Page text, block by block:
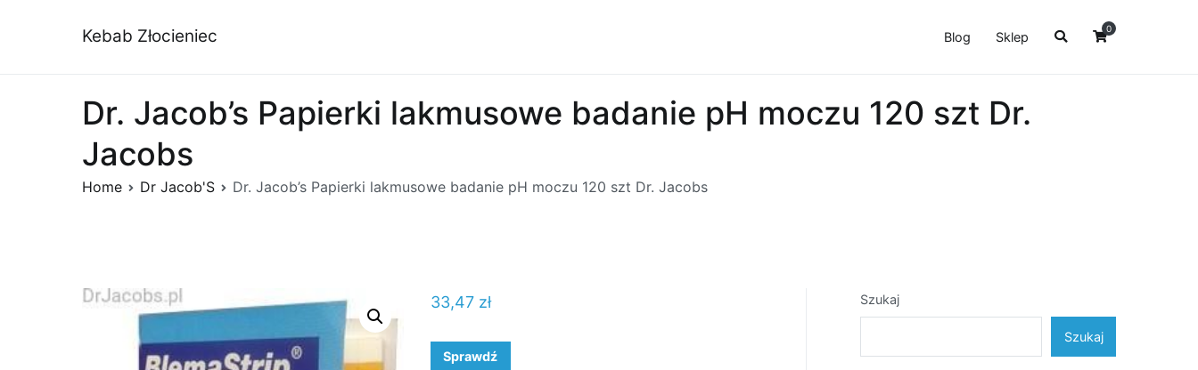
Kebab Złocieniec Blog Sklep
0
Dr. Jacob’s Papierki lakmusowe badanie pH moczu 120 szt Dr.
Jacobs
Home Dr Jacob'S Dr. Jacob’s Papierki lakmusowe badanie pH moczu 120 szt Dr. Jacobs
33,47 zł
Sprawdź
Szukaj
Szukaj